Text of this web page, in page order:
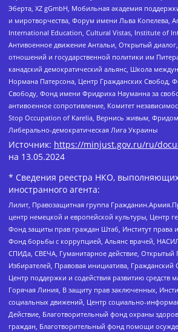
Эберта, XZ gGmbH, Мобильная академия
и миротворчества, Форум имени Льва Копелева,
International Education, Cultural Vistas, Institute of
Антивоенное движение Антальи, Открытый
отношений и государственной политики им
канадский демократический альянс, Школа
Нормана Патерсона, Центр Гражданских Свобод,
Свободу, Фонд имени Фридриха Науманна за
антивоенное сопротивление, Комитет
Stop Occupation of Karelia, Вернись живым,
Либерально-демократическая Лига Украины
Источник: https://minjust.gov.ru/ru/
на 13.05.2024
* Сведения реестра НКО,
иностранного агента:
Лилит, Правозащитная группа
центр немецкой и европейской культуры, Центр
Фонд защиты прав граждан Штаб, Институт права
Фонд борьбы с коррупцией, Альянс врачей,
СПИДа, СВЕЧА, Гуманитарное действие, Открытый
Избирателей, Правовая инициатива,
Центр поддержки и содействия развитию средств
Горячая Линия, В защиту прав заключенных,
социальных движений, Центр социально-
Действие, Благотворительный фонд охраны
граждан, Благотворительный фонд помощи